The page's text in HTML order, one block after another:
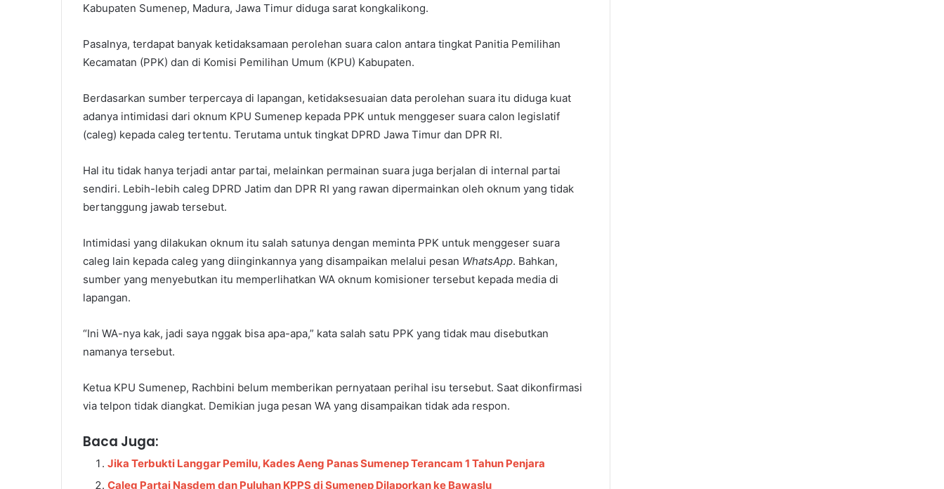
Kabupaten Sumenep, Madura, Jawa Timur diduga sarat kongkalikong.
Pasalnya, terdapat banyak ketidaksamaan perolehan suara calon antara tingkat Panitia Pemilihan
Kecamatan (PPK) dan di Komisi Pemilihan Umum (KPU) Kabupaten.
Berdasarkan sumber terpercaya di lapangan, ketidaksesuaian data perolehan suara itu diduga kuat
adanya intimidasi dari oknum KPU Sumenep kepada PPK untuk menggeser suara calon legislatif
(caleg) kepada caleg tertentu. Terutama untuk tingkat DPRD Jawa Timur dan DPR RI.
Hal itu tidak hanya terjadi antar partai, melainkan permainan suara juga berjalan di internal partai
sendiri. Lebih-lebih caleg DPRD Jatim dan DPR RI yang rawan dipermainkan oleh oknum yang tidak
bertanggung jawab tersebut.
Intimidasi yang dilakukan oknum itu salah satunya dengan meminta PPK untuk menggeser suara
caleg lain kepada caleg yang diinginkannya yang disampaikan melalui pesan WhatsApp. Bahkan,
sumber yang menyebutkan itu memperlihatkan WA oknum komisioner tersebut kepada media di
lapangan.
“Ini WA-nya kak, jadi saya nggak bisa apa-apa,” kata salah satu PPK yang tidak mau disebutkan
namanya tersebut.
Ketua KPU Sumenep, Rachbini belum memberikan pernyataan perihal isu tersebut. Saat dikonfirmasi
via telpon tidak diangkat. Demikian juga pesan WA yang disampaikan tidak ada respon.
Baca Juga:
Jika Terbukti Langgar Pemilu, Kades Aeng Panas Sumenep Terancam 1 Tahun Penjara
Caleg Partai Nasdem dan Puluhan KPPS di Sumenep Dilaporkan ke Bawaslu